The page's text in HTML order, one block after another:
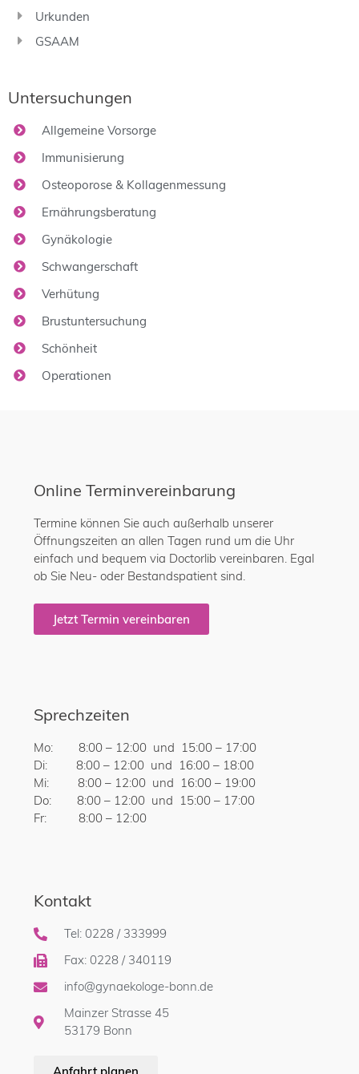
Urkunden
GSAAM
Untersuchungen
Allgemeine Vorsorge
Immunisierung
Osteoporose & Kollagenmessung
Ernährungsberatung
Gynäkologie
Schwangerschaft
Verhütung
Brustuntersuchung
Schönheit
Operationen
Online Terminvereinbarung
Termine können Sie auch außerhalb unserer
Öffnungszeiten an allen Tagen rund um die Uhr
einfach und bequem via Doctorlib vereinbaren. Egal
ob Sie Neu- oder Bestandspatient sind.
Jetzt Termin vereinbaren
Sprechzeiten
Mo: 8:00 – 12:00 und 15:00 – 17:00
Di: 8:00 – 12:00 und 16:00 – 18:00
Mi: 8:00 – 12:00 und 16:00 – 19:00
Do: 8:00 – 12:00 und 15:00 – 17:00
Fr: 8:00 – 12:00
Kontakt
Tel: 0228 / 333999
Fax: 0228 / 340119
info@gynaekologe-bonn.de
Mainzer Strasse 45
53179 Bonn